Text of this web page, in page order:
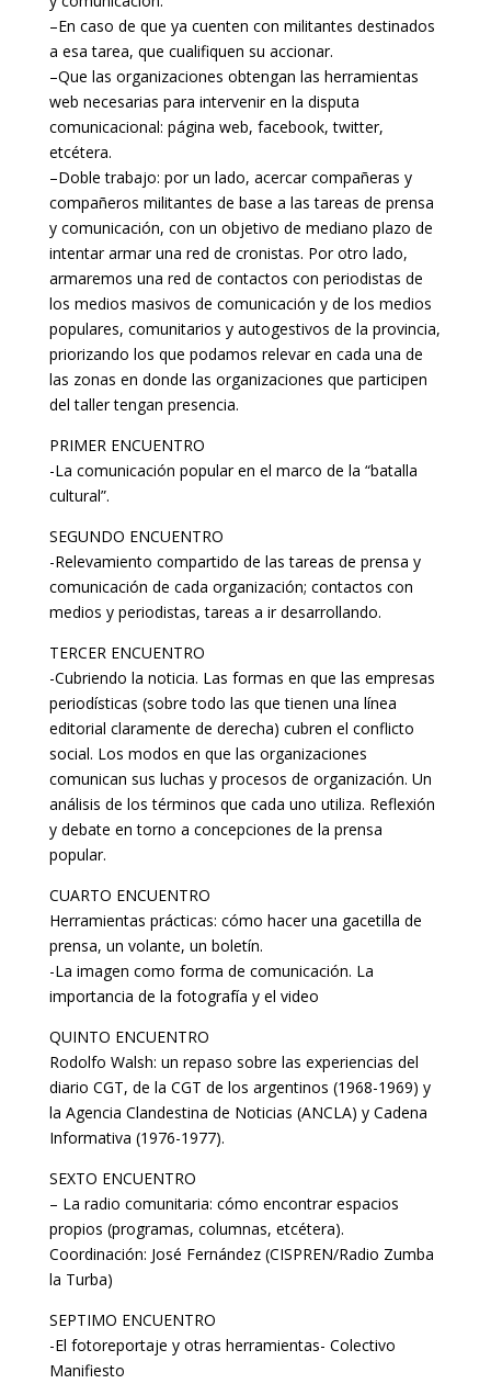
–En caso de que ya cuenten con militantes destinados
a esa tarea, que cualifiquen su accionar.
–Que las organizaciones obtengan las herramientas
web necesarias para intervenir en la disputa
comunicacional: página web, facebook, twitter,
etcétera.
–Doble trabajo: por un lado, acercar compañeras y
compañeros militantes de base a las tareas de prensa
y comunicación, con un objetivo de mediano plazo de
intentar armar una red de cronistas. Por otro lado,
armaremos una red de contactos con periodistas de
los medios masivos de comunicación y de los medios
populares, comunitarios y autogestivos de la provincia,
priorizando los que podamos relevar en cada una de
las zonas en donde las organizaciones que participen
del taller tengan presencia.
PRIMER ENCUENTRO
-La comunicación popular en el marco de la “batalla
cultural”.
SEGUNDO ENCUENTRO
-Relevamiento compartido de las tareas de prensa y
comunicación de cada organización; contactos con
medios y periodistas, tareas a ir desarrollando.
TERCER ENCUENTRO
-Cubriendo la noticia. Las formas en que las empresas
periodísticas (sobre todo las que tienen una línea
editorial claramente de derecha) cubren el conflicto
social. Los modos en que las organizaciones
comunican sus luchas y procesos de organización. Un
análisis de los términos que cada uno utiliza. Reflexión
y debate en torno a concepciones de la prensa
popular.
CUARTO ENCUENTRO
Herramientas prácticas: cómo hacer una gacetilla de
prensa, un volante, un boletín.
-La imagen como forma de comunicación. La
importancia de la fotografía y el video
QUINTO ENCUENTRO
Rodolfo Walsh: un repaso sobre las experiencias del
diario CGT, de la CGT de los argentinos (1968-1969) y
la Agencia Clandestina de Noticias (ANCLA) y Cadena
Informativa (1976-1977).
SEXTO ENCUENTRO
– La radio comunitaria: cómo encontrar espacios
propios (programas, columnas, etcétera).
Coordinación: José Fernández (CISPREN/Radio Zumba
la Turba)
SEPTIMO ENCUENTRO
-El fotoreportaje y otras herramientas- Colectivo
Manifiesto